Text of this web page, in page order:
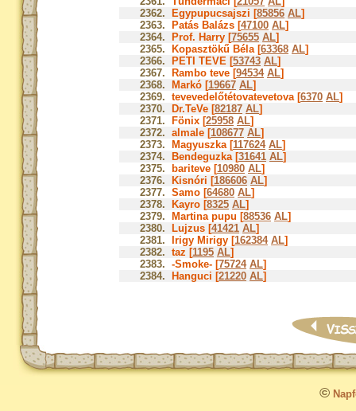
2362.
Egypupucsajszi [85856 AL]
2363.
Patás Balázs [47100 AL]
2364.
Prof. Harry [75655 AL]
2365.
Kopasztökű Béla [63368 AL]
2366.
PETI TEVE [53743 AL]
2367.
Rambo teve [94534 AL]
2368.
Markó [19667 AL]
2369. tevevedelőtétovatevetova [6370 AL]
2370.
Dr.TeVe [82187 AL]
2371.
Fönix [25958 AL]
2372. almale [108677 AL]
2373.
Magyuszka [117624 AL]
2374.
Bendeguzka [31641 AL]
2375.
bariteve [10980 AL]
2376.
Kisnóri [186606 AL]
2377. Samo [64680 AL]
2378.
Kayro [8325 AL]
2379.
Martina pupu [88536 AL]
2380.
Lujzus [41421 AL]
2381.
Irigy Mirigy [162384 AL]
2382. taz [1195 AL]
2383. -Smoke- [75724 AL]
2384.
Hanguci [21220 AL]
©